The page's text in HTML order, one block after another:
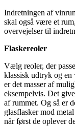
Indretningen af
skal også være et
overvejelser til
Flaskereoler
Vælg reoler, der
klassisk udtryk og en
er det masser af
eksempelvis. Det
af rummet. Og så er
glasflasker mod
når først de oplever